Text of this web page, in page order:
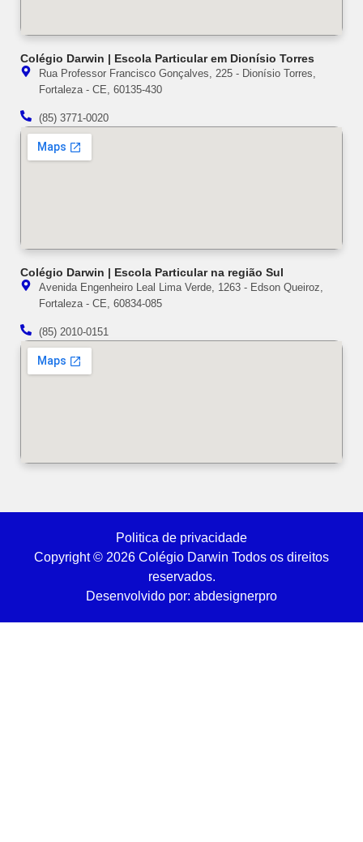
Colégio Darwin | Escola Particular em Dionísio Torres
Rua Professor Francisco Gonçalves, 225 - Dionísio Torres,
Fortaleza - CE, 60135-430
(85) 3771-0020
Colégio Darwin | Escola Particular na região Sul
Avenida Engenheiro Leal Lima Verde, 1263 - Edson Queiroz,
Fortaleza - CE, 60834-085
(85) 2010-0151
Politica de privacidade
Copyright © 2026 Colégio Darwin Todos os direitos
reservados.
Desenvolvido por: abdesignerpro